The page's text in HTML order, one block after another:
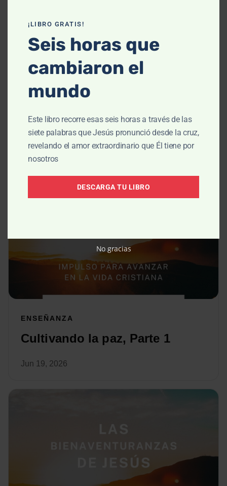
ENSEÑANZA
Jun 22, 2026
ENSEÑANZA
Cultivando la paz, Parte 1
Jun 19, 2026
¡LIBRO GRATIS!
Seis horas que
cambiaron el
mundo
Este libro recorre esas seis horas a través de las
siete palabras que Jesús pronunció desde la cruz,
revelando el amor extraordinario que Él tiene por
nosotros
DESCARGA TU LIBRO
No gracias